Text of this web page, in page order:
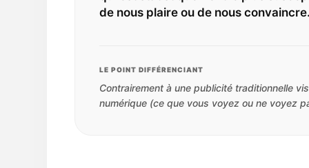
de nous plaire ou de nous
LE POINT DIFFÉRENCIANT
Contrairement à une publicité traditionnelle
numérique (ce que vous voyez ou ne voyez